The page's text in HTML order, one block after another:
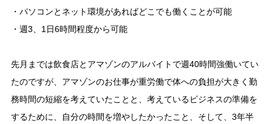
・パソコンとネット環境があればどこでも働くことが可能
・週3、1日6時間程度から可能
先月までは飲食店とアマゾンのアルバイトで週40時間強働いてい
たのですが、アマゾンのお仕事が重労働で体への負担が大きく勤
務時間の短縮を考えていたことと、考えているビジネスの準備を
するために、自分の時間を増やしたかったこと、そして、3年半